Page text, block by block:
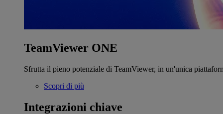
TeamViewer ONE
Sfrutta il pieno potenziale di TeamViewer, in un'unica
Scopri di più
Integrazioni chiave